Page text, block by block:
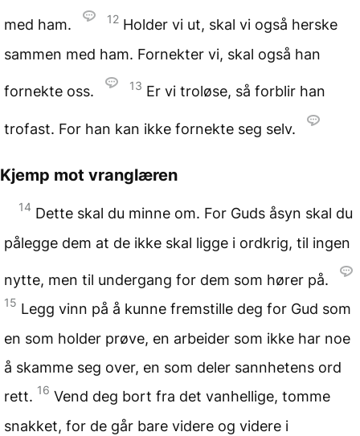
med ham. 12 Holder vi ut, skal vi også herske
sammen med ham. Fornekter vi, skal også han
fornekte oss. 13 Er vi troløse, så forblir han
trofast. For han kan ikke fornekte seg selv.
Kjemp mot vranglæren
14 Dette skal du minne om. For Guds åsyn skal du
pålegge dem at de ikke skal ligge i ordkrig, til ingen
nytte, men til undergang for dem som hører på.
15 Legg vinn på å kunne fremstille deg for Gud som
en som holder prøve, en arbeider som ikke har noe
å skamme seg over, en som deler sannhetens ord
rett. 16 Vend deg bort fra det vanhellige, tomme
snakket, for de går bare videre og videre i